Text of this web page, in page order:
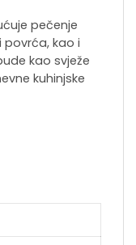
pečenje
povrća, kao i
kao svježe
kuhinjske